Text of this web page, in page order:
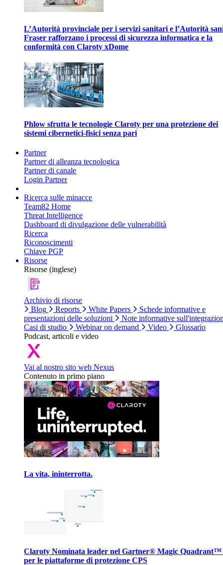
L’Autorità provinciale per i servizi sanitari e l’Autorità
Fraser rafforzano i processi di sicurezza informatica e la
conformità con Claroty xDome
Phlow sfrutta le tecnologie Claroty per una protezione dei
sistemi cibernetici-fisici senza pari
Partner
Partner di alleanza tecnologica
Partner di canale
Login Partner
Ricerca sulle minacce
Team82 Home
Threat Intelligence
Dashboard di divulgazione delle vulnerabilità
Ricerca
Riconoscimenti
Chiave PGP
Risorse
Risorse (inglese)
Archivio di risorse
Blog
Reports White Papers
Schede informative e
presentazioni delle soluzioni
Note informative
Casi di studio
Webinar on demand Video
Glossario
Podcast, articoli e video
Vai al nostro sito web Nexus
Contenuto in primo piano
La vita, ininterrotta.
Claroty Nominata leader nel Gartner® Magic Quadrant™
per le piattaforme di protezione CPS